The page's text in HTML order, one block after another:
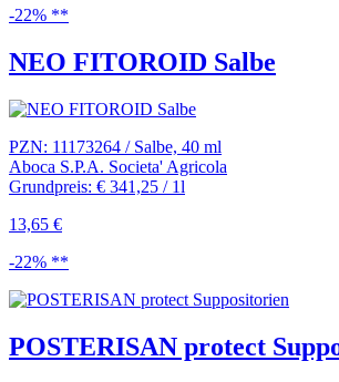
-22% **
NEO FITOROID Salbe
PZN: 11173264 / Salbe, 40 ml
Aboca S.P.A. Societa' Agricola
Grundpreis: € 341,25 / 1l
13,65 €
-22% **
POSTERISAN protect